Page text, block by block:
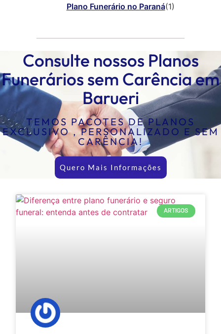
Plano Funerário no Paraná(1)
Consulte nossos Planos
Funerários sem Carência em
Barueri
TEMOS PACOTES DE PLANOS
EXCLUSIVO , PERSONALIZADO E SEM
CARÊNCIA!
Quero Mais Informações
ARTIGOS